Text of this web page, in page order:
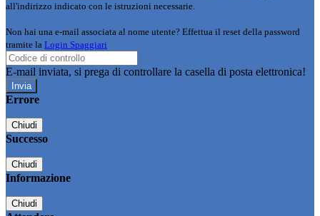
all'indirizzo indicato con le istruzioni necessarie.
Non hai una e-mail associata al nome utente? Effettua il reset della password
tramite la Login Spaggiari
E-mail inviata, si prega di controllare la casella di posta elettronica!
Errore
Chiudi
Successo
Chiudi
Informazione
Chiudi